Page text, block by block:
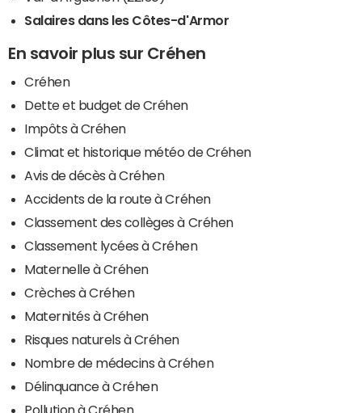
Salaires dans les Côtes-d'Armor
En savoir plus sur Créhen
Créhen
Dette et budget de Créhen
Impôts à Créhen
Climat et historique météo de Créhen
Avis de décès à Créhen
Accidents de la route à Créhen
Classement des collèges à Créhen
Classement lycées à Créhen
Maternelle à Créhen
Crèches à Créhen
Maternités à Créhen
Risques naturels à Créhen
Nombre de médecins à Créhen
Délinquance à Créhen
Pollution à Créhen